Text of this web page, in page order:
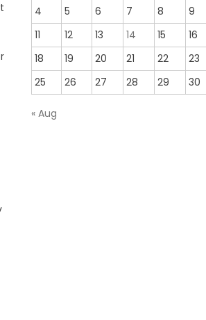
4
5 6 7 8 9
11
12 13 14 15 16
18
19 20 21 22 23
25
26 27 28 29 30
« Aug